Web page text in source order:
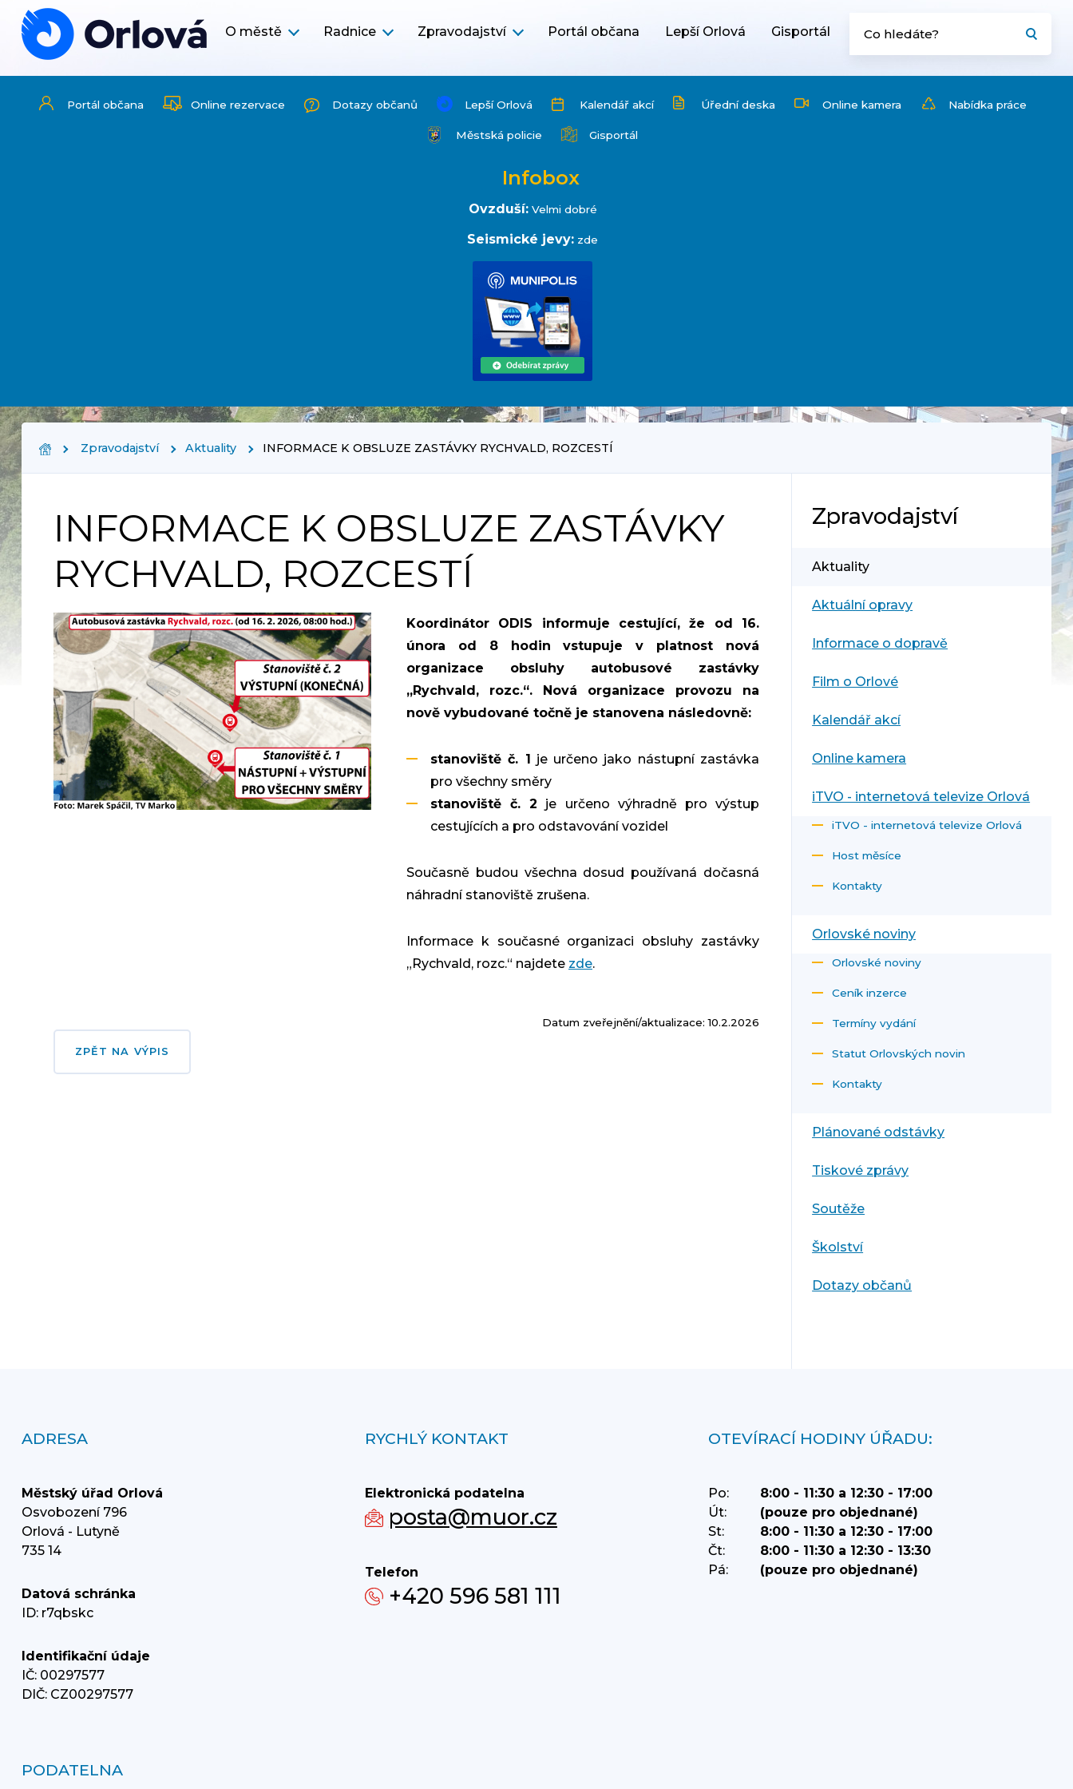
O městě Radnice Zpravodajství Portál občana Lepší Orlová Gisportál
Portál občana Online rezervace Dotazy občanů Lepší Orlová Kalendář akcí Úřední deska Online kamera Nabídka práce
Městská policie Gisportál
Infobox
Ovzduší: Velmi dobré
Seismické jevy: zde
Zpravodajství Aktuality INFORMACE K OBSLUZE ZASTÁVKY RYCHVALD, ROZCESTÍ
INFORMACE K OBSLUZE ZASTÁVKY
RYCHVALD, ROZCESTÍ
Koordinátor ODIS informuje cestující, že od 16.
února od 8 hodin vstupuje v platnost nová
organizace obsluhy autobusové zastávky
„Rychvald, rozc.“. Nová organizace provozu na
nově vybudované točně je stanovena následovně:
stanoviště č. 1
je určeno jako nástupní zastávka
pro všechny směry
stanoviště č. 2 je určeno výhradně pro výstup
cestujících a pro odstavování vozidel
Současně budou všechna dosud používaná dočasná
náhradní stanoviště zrušena.
Informace k současné organizaci obsluhy zastávky
„Rychvald, rozc.“ najdete zde.
Datum zveřejnění/aktualizace: 10.2.2026
ZPĚT NA VÝPIS
Zpravodajství
Aktuality
Aktuální opravy
Informace o dopravě
Film o Orlové
Kalendář akcí
Online kamera
iTVO - internetová televize Orlová
iTVO - internetová televize Orlová
Host měsíce
Kontakty
Orlovské noviny
Orlovské noviny
Ceník inzerce
Termíny vydání
Statut Orlovských novin
Kontakty
Plánované odstávky
Tiskové zprávy
Soutěže
Školství
Dotazy občanů
ADRESA
Městský úřad Orlová
Osvobození 796
Orlová - Lutyně
735 14
Datová schránka
ID: r7qbskc
Identifikační údaje
IČ: 00297577
DIČ: CZ00297577
RYCHLÝ KONTAKT
Elektronická podatelna
posta@muor.cz
Telefon
+420 596 581 111
OTEVÍRACÍ HODINY ÚŘADU:
Po:
8:00 - 11:30 a 12:30 - 17:00
Út:
(pouze pro objednané)
St:
8:00 - 11:30 a 12:30 - 17:00
Čt:
8:00 - 11:30 a 12:30 - 13:30
Pá:
(pouze pro objednané)
PODATELNA